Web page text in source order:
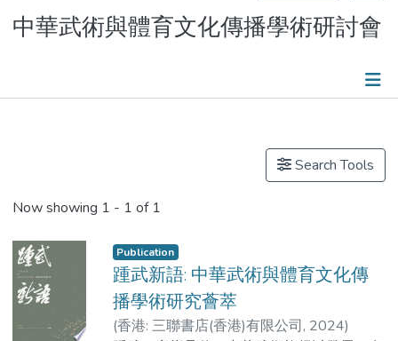
Theses
中華武術與體育文化傳播學術研討會
Search Tools
Now showing 1 - 1 of 1
Publication
踵武新語: 中華武術與體育文化傳
播學術研究薈萃
(香港: 三聯書店(香港)有限公司, 2024)